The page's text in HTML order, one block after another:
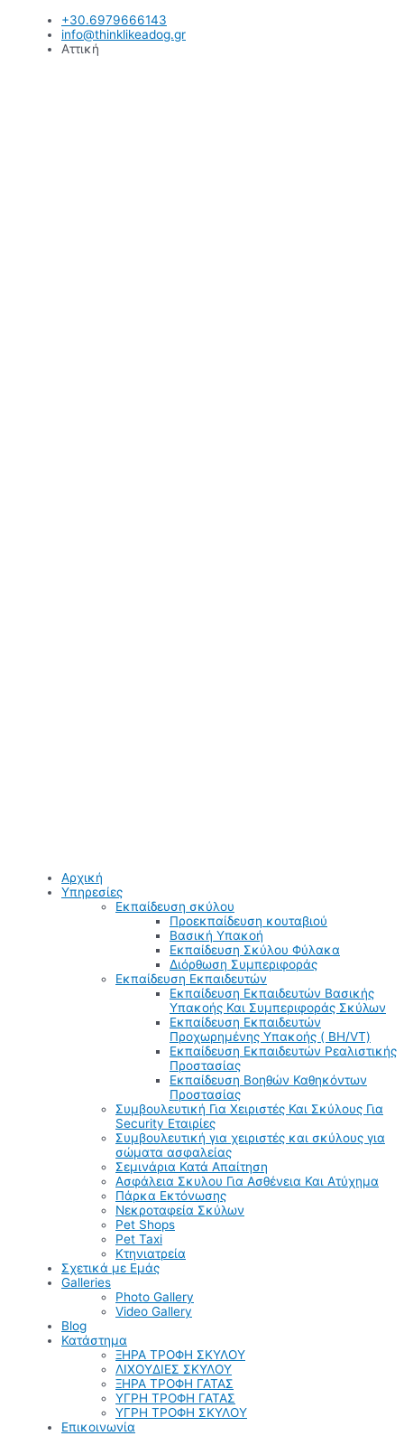
Μετάβαση
περιεχόμενο
+30.6979666143
info@thinklikeadog.gr
Αττική
Αρχική
Υπηρεσίες
Εκπαίδευση σκύλου
Προεκπαίδευση κουταβιού
Βασική Υπακοή
Εκπαίδευση Σκύλου Φύλακα
Διόρθωση Συμπεριφοράς
Εκπαίδευση Εκπαιδευτών
Εκπαίδευση Εκπαιδευτών Βασικής
Υπακοής Και Συμπεριφοράς Σκύλων
Εκπαίδευση Εκπαιδευτών
Προχωρημένης Υπακοής ( BH/VT)
Εκπαίδευση Εκπαιδευτών Ρεαλιστικής
Προστασίας
Εκπαίδευση Βοηθών Καθηκόντων
Προστασίας
Συμβουλευτική Για Χειριστές Και Σκύλους Για
Security Εταιρίες
Συμβουλευτική για χειριστές και σκύλους για
σώματα ασφαλείας
Σεμινάρια Κατά Απαίτηση
Ασφάλεια Σκυλου Για Ασθένεια Και Ατύχημα
Πάρκα Εκτόνωσης
Νεκροταφεία Σκύλων
Pet Shops
Pet Taxi
Κτηνιατρεία
Σχετικά με Εμάς
Galleries
Photo Gallery
Video Gallery
Blog
Κατάστημα
ΞΗΡΑ ΤΡΟΦΗ ΣΚΥΛΟΥ
ΛΙΧΟΥΔΙΕΣ ΣΚΥΛΟΥ
ΞΗΡΑ ΤΡΟΦΗ ΓΑΤΑΣ
ΥΓΡΗ ΤΡΟΦΗ ΓΑΤΑΣ
ΥΓΡΗ ΤΡΟΦΗ ΣΚΥΛΟΥ
Επικοινωνία